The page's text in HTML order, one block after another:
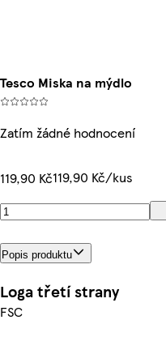
Tesco Miska na mýdlo
Zatím žádné hodnocení
119,90 Kč119,90 Kč/kus
Popis produktu
Loga třetí strany
FSC